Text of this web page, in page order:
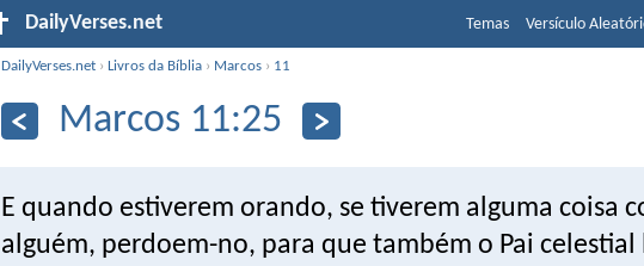
DailyVerses.net Temas Versículo
DailyVerses.net ›Livros da Bíblia › Marcos › 11
Marcos 11:25
E quando estiverem orando, se tiverem alguma coisa
alguém, perdoem-no, para que também o Pai celestial